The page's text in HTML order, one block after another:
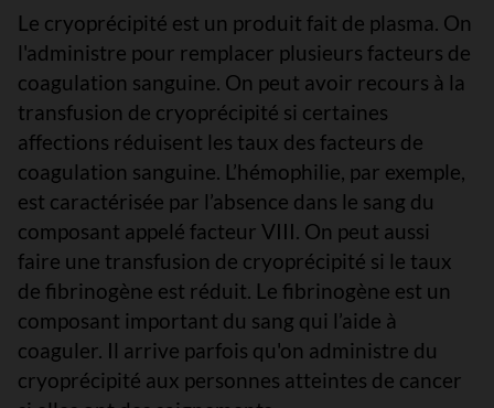
Le cryoprécipité est un produit fait de plasma. On
l'administre pour remplacer plusieurs facteurs de
coagulation sanguine. On peut avoir recours à la
transfusion de cryoprécipité si certaines
affections réduisent les taux des facteurs de
coagulation sanguine. L’hémophilie, par exemple,
est caractérisée par l’absence dans le sang du
composant appelé facteur VIII. On peut aussi
faire une transfusion de cryoprécipité si le taux
de fibrinogène est réduit. Le fibrinogène est un
composant important du sang qui l’aide à
coaguler. Il arrive parfois qu'on administre du
cryoprécipité aux personnes atteintes de cancer